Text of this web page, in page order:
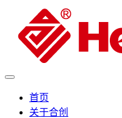
首页
关于合创